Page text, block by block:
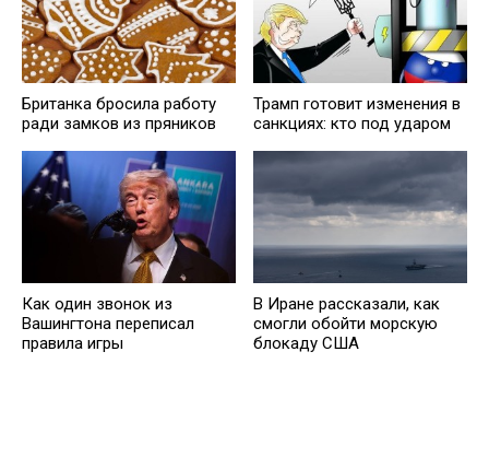
Британка бросила работу
ради замков из пряников
Трамп готовит изменения в
санкциях: кто под ударом
Как один звонок из
Вашингтона переписал
правила игры
В Иране рассказали, как
смогли обойти морскую
блокаду США